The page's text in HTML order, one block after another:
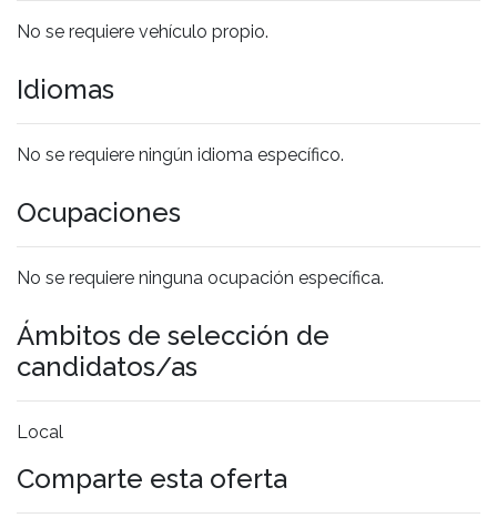
No se requiere vehículo propio.
Idiomas
No se requiere ningún idioma específico.
Ocupaciones
No se requiere ninguna ocupación específica.
Ámbitos de selección de
candidatos/as
Local
Comparte esta oferta